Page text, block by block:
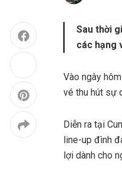
Sau thời
các hạng
Vào ngày
vé thu hút sự
Diễn ra tại
line-up đình
lợi dành cho